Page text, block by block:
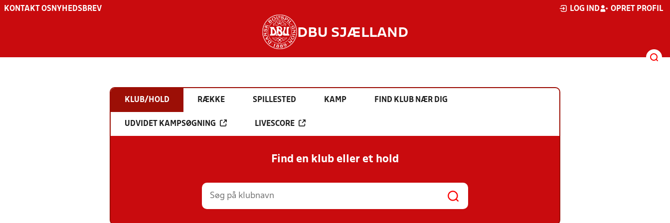
KONTAKT OS NYHEDSBREV LOG IND OPRET PROFIL
DBU SJÆLLAND
KLUB/HOLD RÆKKE SPILLESTED KAMP FIND KLUB NÆR DIG
UDVIDET KAMPSØGNING LIVESCORE
Find en klub eller et hold